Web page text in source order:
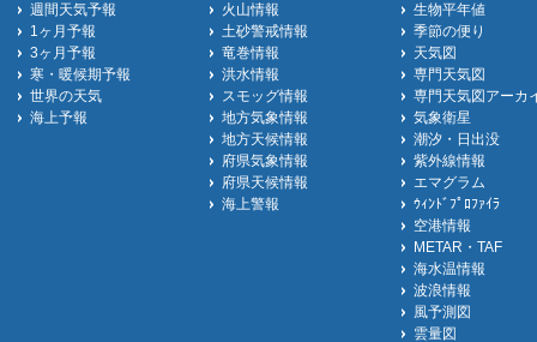
週間天気予報
1ヶ月予報
3ヶ月予報
寒・暖候期予報
世界の天気
海上予報
火山情報
土砂警戒情報
竜巻情報
洪水情報
スモッグ情報
地方気象情報
地方天候情報
府県気象情報
府県天候情報
海上警報
生物平年値
季節の便り
天気図
専門天気図
専門天気図アーカ
気象衛星
潮汐・日出没
紫外線情報
エマグラム
ｳｨﾝﾄﾞﾌﾟﾛﾌｧｲﾗ
空港情報
METAR・TAF
海水温情報
波浪情報
風予測図
雲量図